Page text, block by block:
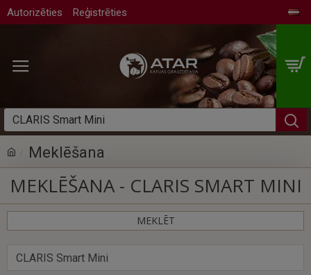
Autorizēties Reģistrēties
Meklēšana
MEKLĒŠANA - CLARIS SMART MINI
MEKLĒT